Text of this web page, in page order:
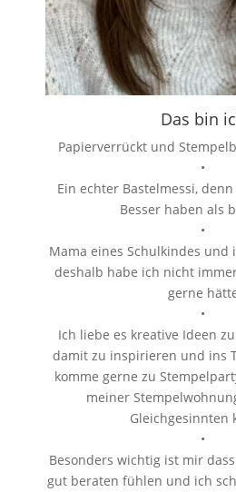
Das bin
Papierverrückt und
•
Ein echter Bastelmessi,
Besser haben als
•
Mama eines Schulkindes und
deshalb habe ich nicht
gerne
•
Ich liebe es kreative Ideen
damit zu inspirieren und ins
komme gerne zu
meiner
Gleichgesinnten
•
Besonders wichtig ist mir
gut beraten fühlen und ich